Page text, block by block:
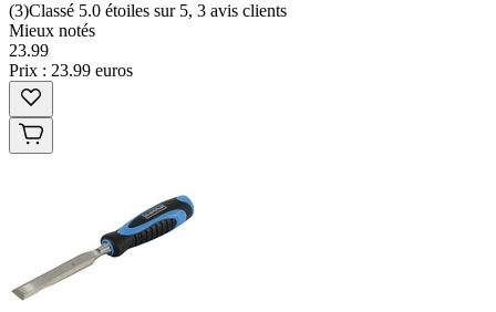
(3)Classé 5.0 étoiles sur 5, 3 avis clients
Mieux notés
23.99
Prix : 23.99 euros